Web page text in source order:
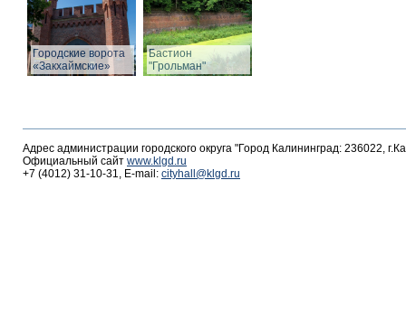
Городские ворота
«Закхаймские»
Бастион
"Грольман"
Адрес администрации городского округа "Город Калининград: 236022,
Официальный сайт www.klgd.ru
+7 (4012) 31-10-31, E-mail: cityhall@klgd.ru